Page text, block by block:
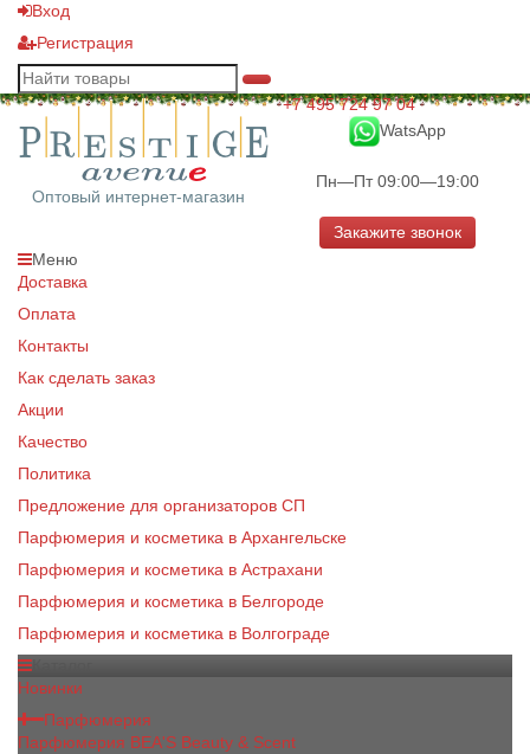
Вход
Регистрация
Оптовый интернет-магазин
+7 495 724 97 04
WatsApp
Пн—Пт 09:00—19:00
Закажите звонок
Меню
Доставка
Оплата
Контакты
Как сделать заказ
Акции
Качество
Политика
Предложение для организаторов СП
Парфюмерия и косметика в Архангельске
Парфюмерия и косметика в Астрахани
Парфюмерия и косметика в Белгороде
Парфюмерия и косметика в Волгограде
Новинки
Парфюмерия
Парфюмерия BEA'S Beauty & Scent